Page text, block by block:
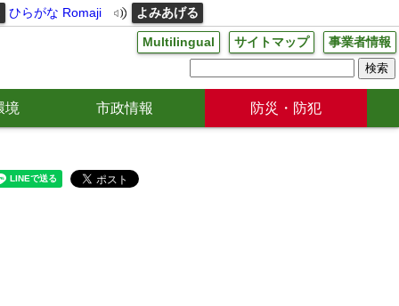
ひらがな Romaji よみあげる
Multilingual サイトマップ 事業者情報
境 市政情報 防災・防犯